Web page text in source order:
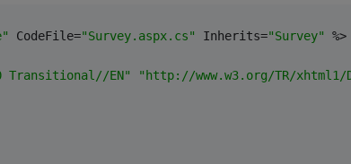
CodeFile="Survey.aspx.cs" Inherits="Survey" %>
Transitional//EN" "http://www.w3.org/TR/